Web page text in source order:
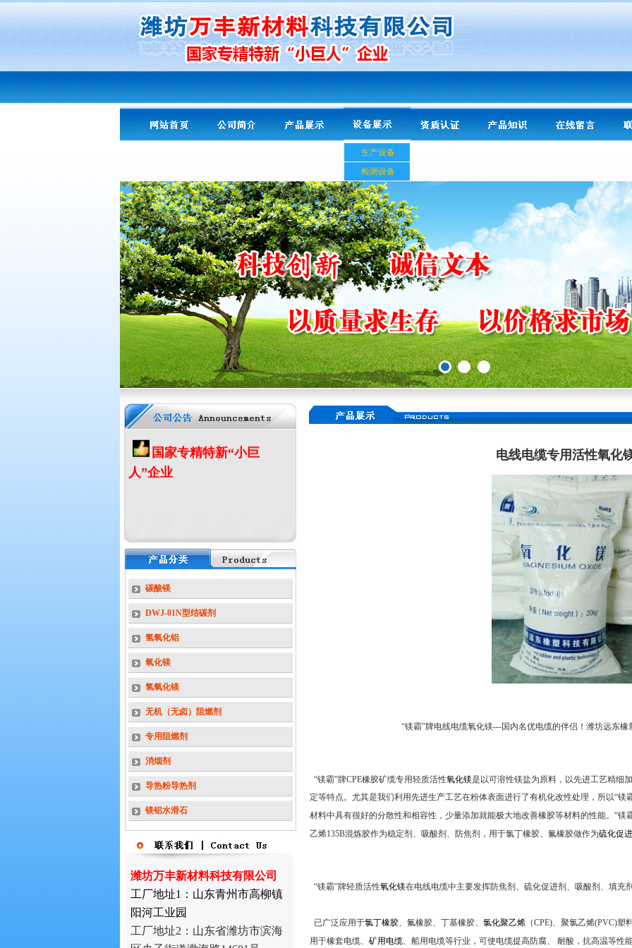
生产设备
检测设备
友情提示：PA专用导热剂导热粉
改性氢氧化镁阻燃剂 超细、高纯氢氧化
镁阻燃剂、氧化镁、活性氢氧化铝阻燃
剂超细活性硼酸锌阻燃剂 环保型三氧
化二锑阻燃剂 无机复合阻燃剂、木
材、纸张阻燃剂、消烟剂、橡塑导热助
剂-------为我公司主打产品，产品均已通
过SGS测试，符合欧盟RoHS指令。本
公司已通过ISO9001等国际质量体系认
证，公司荣获国家专精特新小巨人企
业，欢迎光临本站！
国家专精特新“小巨
人”企业
碳酸镁
DWJ-01N型结碳剂
氢氧化铝
氧化镁
氢氧化镁
无机（无卤）阻燃剂
专用阻燃剂
消烟剂
导热粉导热剂
镁铝水滑石
潍坊万丰新材料科技有限公司
工厂地址1：山东青州市高柳镇
阳河工业园
工厂地址2： 山东省潍坊市滨海
电线电缆专用活性氧化
“镁霸”牌电线电缆氧化镁---国内名优电缆的伴侣！潍坊远东
“镁霸”牌CPE橡胶矿缆专用轻质活性氧化镁是以可溶性镁盐为原料，以先进工艺精细
定等特点。尤其是我们利用先进生产工艺在粉体表面进行了有机化改性处理，所以“
材料中具有很好的分散性和相容性，少量添加就能极大地改善橡胶等材料的性能。“镁
乙烯135B混炼胶作为稳定剂、吸酸剂、防焦剂，用于氯丁橡胶、氟橡胶做作为硫化促
“镁霸”牌轻质活性氧化镁在电线电缆中主要发挥防焦剂、硫化促进剂、吸酸剂、填充
已广泛应用于氯丁橡胶、氟橡胶、丁基橡胶、 氯化聚乙烯（CPE)、聚氯乙烯(PVC)塑
用于橡套电缆、 矿用电缆、船用电缆等行业，可使电缆提高防腐、 耐酸，抗高温等性